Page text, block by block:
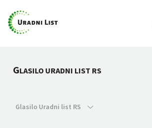
GLASILO URADNI LIST RS
Glasilo Uradni list RS